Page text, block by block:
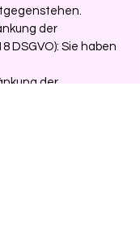
der
DSGVO): Sie haben
der